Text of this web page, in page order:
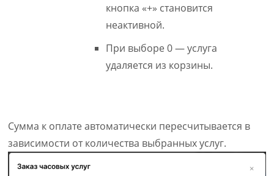
кнопка «+» становится
неактивной.
При выборе 0 — услуга
удаляется из корзины.
Сумма к оплате автоматически пересчитывается в
зависимости от количества выбранных услуг.